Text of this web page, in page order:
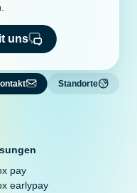
uns
Standorte
pay
earlypay